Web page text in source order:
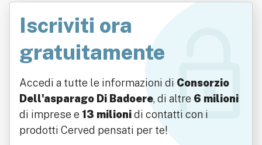
Iscriviti ora
gratuitamente
Accedi a tutte le informazioni di Consorzio
Dell'asparago Di Badoere, di altre 6 milioni
di imprese e 13 milionidi contatti con i
prodotti Cerved pensati per te!